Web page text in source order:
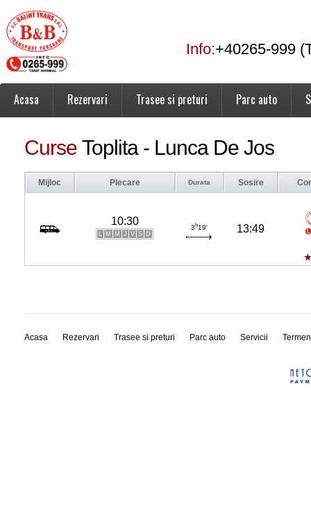
Info:+40265-999
Acasa Rezervari Trasee si preturi Parc auto
Curse Toplita - Lunca De Jos
Mijloc Plecare Durata Sosire
10:30
L M M J V S D
3 h19' 13:49
Acasa Rezervari Trasee si preturi Parc auto Servicii